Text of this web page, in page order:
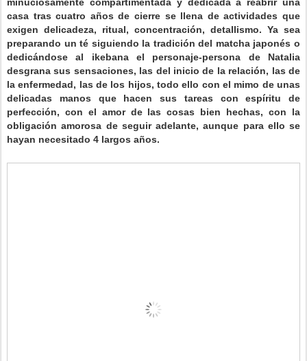
casa tras cuatro años de cierre se llena de actividades que
exigen delicadeza, ritual, concentración, detallismo. Ya sea
preparando un té siguiendo la tradición del matcha japonés o
dedicándose al ikebana el personaje-persona de Natalia
desgrana sus sensaciones, las del inicio de la relación, las de
la enfermedad, las de los hijos, todo ello con el mimo de unas
delicadas manos que hacen sus tareas con espíritu de
perfección, con el amor de las cosas bien hechas, con la
obligación amorosa de seguir adelante, aunque para ello se
hayan necesitado 4 largos años.